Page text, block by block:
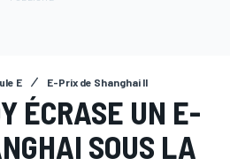
E E-Prix de Shanghai II
ÉCRASE UN E-
SOUS LA